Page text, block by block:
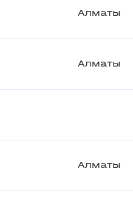
Алматы
Алматы
Алматы